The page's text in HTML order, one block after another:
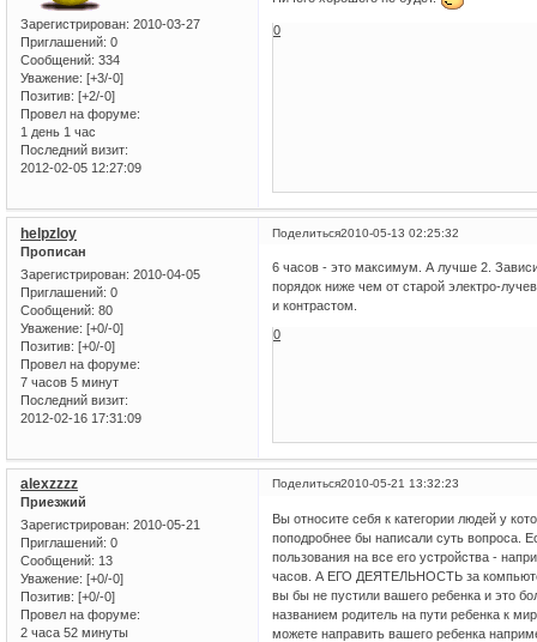
Зарегистрирован: 2010-03-27
Приглашений: 0
Сообщений: 334
Уважение: [+3/-0]
Позитив: [+2/-0]
Провел на форуме:
1 день 1 час
Последний визит:
2012-02-05 12:27:09
0
Поделиться2010-05-13 02:25:32
helpzloy
Прописан
Зарегистрирован: 2010-04-05
Приглашений: 0
Сообщений: 80
Уважение: [+0/-0]
Позитив: [+0/-0]
Провел на форуме:
7 часов 5 минут
Последний визит:
2012-02-16 17:31:09
6 часов - это максимум. А лучше 2.
порядок ниже чем от старой электро-
и контрастом.
0
Поделиться2010-05-21 13:32:23
alexzzzz
Приезжий
Зарегистрирован: 2010-05-21
Приглашений: 0
Сообщений: 13
Уважение: [+0/-0]
Позитив: [+0/-0]
Провел на форуме:
2 часа 52 минуты
Вы относите себя к категории людей у
поподробнее бы написали суть вопроса.
пользования на все его устройства -
часов. А ЕГО ДЕЯТЕЛЬНОСТЬ за
вы бы не пустили вашего ребенка и это
названием родитель на пути ребенка к
можете направить вашего ребенка